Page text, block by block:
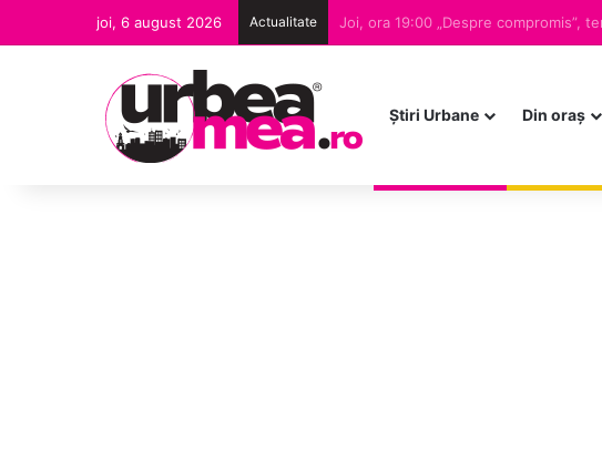
joi, 6 august 2026 Actualitate
Ştiri Urbane Din oraș